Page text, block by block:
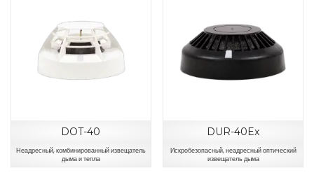
DOT-40
Неадресный, комбинированный извещатель
дыма и тепла
DUR-40Ex
Искробезопасный, неадресный оптический
извещатель дыма